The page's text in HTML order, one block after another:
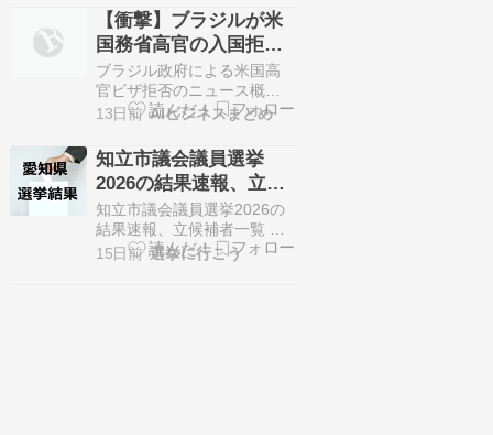
とを後回しにしている方も
多いのではないでしょう
か。しかし、選挙の結果や
政策の変化が経済環境に与
える影響は計り知れず、こ
れを無視することはビジネ
も繋がります。本記…
【衝撃】ブラジルが米
国務省高官の入国拒
否、選挙介入巡り両国
関係が崩壊の危機へ
ブラジル政府による米国高
官ビザ拒否のニュース概要
ブラジル外務省は、アメリ
対する入国ビザの発給を拒
否したことを明らかにしま
した。 この２名は７月末に
ブラジルの首都ブラジリア
を訪れ、政府関係者や宗教
指導者らと選挙の公正性や
13日前 AIビジネスまとめ
知立市議会議員選挙
2026の結果速報、立候
補者一覧（7月26日、愛
知県）
知立市議会議員選挙2026の
結果速報、立候補者一覧 任
期満了に伴う知立市議会議
15日前 選挙に行こう